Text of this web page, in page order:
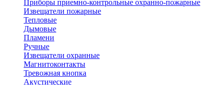
Приборы приемно-контрольные охранно-пожарные
Извещатели пожарные
Тепловые
Дымовые
Пламени
Ручные
Извещатели охранные
Магнитоконтакты
Тревожная кнопка
Акустические